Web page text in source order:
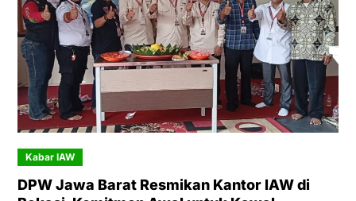
Kabar IAW
DPW Jawa Barat Resmikan Kantor IAW di